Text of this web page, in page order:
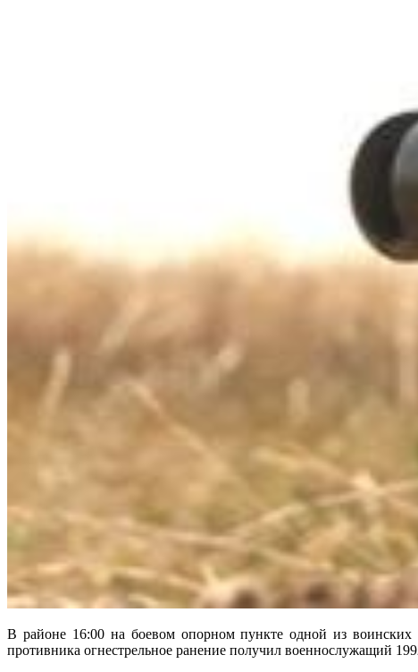
В районе 16:00 на боевом опорном пункте одной из
противника огнестрельное ранение получил военнослужащий